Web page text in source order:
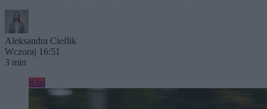
Aleksandra Cieślik
Wczoraj 16:51
3 min
Kraj